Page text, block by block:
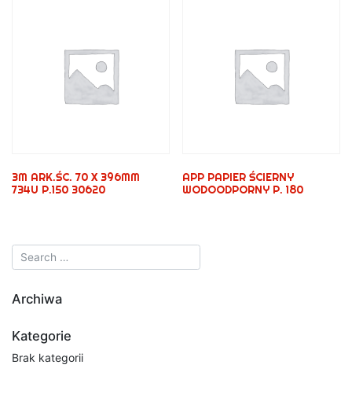
3M ARK.ŚC. 70 X 396MM
734U P.150 30620
APP PAPIER ŚCIERNY
WODOODPORNY P. 180
Archiwa
Kategorie
Brak kategorii